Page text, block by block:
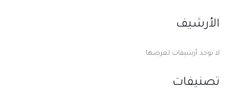
الأرشيف
لا توجد أرشيفات لعرضها.
تصنيفات